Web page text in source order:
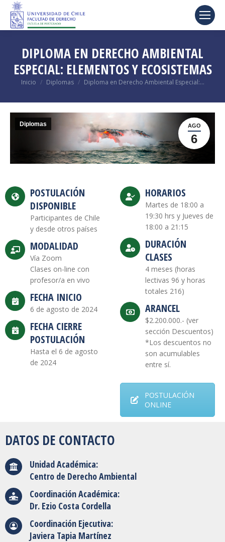
DIPLOMA EN DERECHO AMBIENTAL
ESPECIAL: ELEMENTOS Y ECOSISTEMAS
Estás aquí:
Inicio Diplomas Diploma en Derecho Ambiental Especial:…
AGO
6
Diplomas
POSTULACIÓN
DISPONIBLE
Participantes de Chile
y desde otros países
MODALIDAD
Vía Zoom
Clases on-line con
profesor/a en vivo
FECHA INICIO
6 de agosto de 2024
FECHA CIERRE
POSTULACIÓN
Hasta el 6 de agosto
de 2024
HORARIOS
Martes de 18:00 a
19:30 hrs y Jueves de
18:00 a 21:15
DURACIÓN
CLASES
4 meses (horas
lectivas 96 y horas
totales 216)
ARANCEL
$2.200.000.- (ver
sección Descuentos)
*Los descuentos no
son acumulables
entre sí.
POSTULACIÓN
ONLINE
DATOS DE CONTACTO
Unidad Académica:
Centro de Derecho Ambiental
Coordinación Académica:
Dr. Ezio Costa Cordella
Coordinación Ejecutiva:
Javiera Tapia Martínez